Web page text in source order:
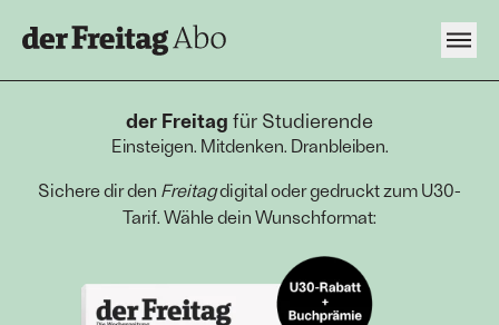
der Freitag für Studierende
Einsteigen. Mitdenken. Dranbleiben.
Sichere dir den Freitagdigital oder gedruckt zum U30-
Tarif. Wähle dein Wunschformat: